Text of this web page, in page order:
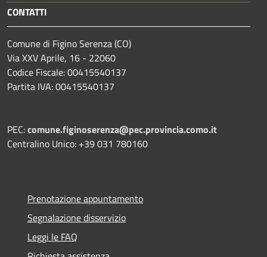
CONTATTI
Comune di Figino Serenza (CO)
Via XXV Aprile, 16 - 22060
Codice Fiscale: 00415540137
Partita IVA: 00415540137
PEC:comune.figinoserenza@pec.provincia.como.it
Centralino Unico: +39 031 780160
Prenotazione appuntamento
Segnalazione disservizio
Leggi le FAQ